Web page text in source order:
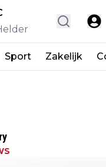
Sport Zakelijk